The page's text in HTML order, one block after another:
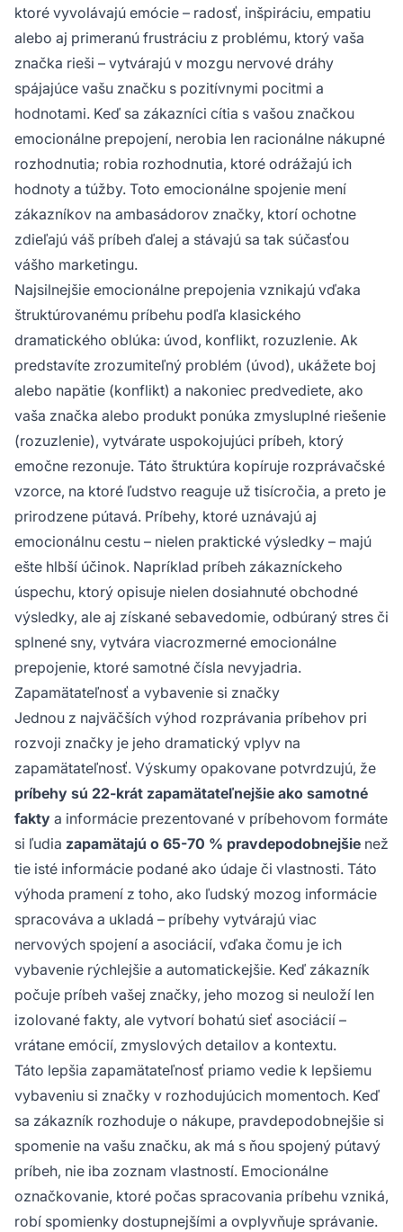
ktoré vyvolávajú emócie – radosť, inšpiráciu, empatiu
alebo aj primeranú frustráciu z problému, ktorý vaša
značka rieši – vytvárajú v mozgu nervové dráhy
spájajúce vašu značku s pozitívnymi pocitmi a
hodnotami. Keď sa zákazníci cítia s vašou značkou
emocionálne prepojení, nerobia len racionálne nákupné
rozhodnutia; robia rozhodnutia, ktoré odrážajú ich
hodnoty a túžby. Toto emocionálne spojenie mení
zákazníkov na ambasádorov značky, ktorí ochotne
zdieľajú váš príbeh ďalej a stávajú sa tak súčasťou
vášho marketingu.
Najsilnejšie emocionálne prepojenia vznikajú vďaka
štruktúrovanému príbehu podľa klasického
dramatického oblúka: úvod, konflikt, rozuzlenie. Ak
predstavíte zrozumiteľný problém (úvod), ukážete boj
alebo napätie (konflikt) a nakoniec predvediete, ako
vaša značka alebo produkt ponúka zmysluplné riešenie
(rozuzlenie), vytvárate uspokojujúci príbeh, ktorý
emočne rezonuje. Táto štruktúra kopíruje rozprávačské
vzorce, na ktoré ľudstvo reaguje už tisícročia, a preto je
prirodzene pútavá. Príbehy, ktoré uznávajú aj
emocionálnu cestu – nielen praktické výsledky – majú
ešte hlbší účinok. Napríklad príbeh zákazníckeho
úspechu, ktorý opisuje nielen dosiahnuté obchodné
výsledky, ale aj získané sebavedomie, odbúraný stres či
splnené sny, vytvára viacrozmerné emocionálne
prepojenie, ktoré samotné čísla nevyjadria.
Zapamätateľnosť a vybavenie si značky
Jednou z najväčších výhod rozprávania príbehov pri
rozvoji značky je jeho dramatický vplyv na
zapamätateľnosť. Výskumy opakovane potvrdzujú, že
príbehy sú 22-krát zapamätateľnejšie ako samotné
fakty a informácie prezentované v príbehovom formáte
si ľudia zapamätajú o 65-70 % pravdepodobnejšie než
tie isté informácie podané ako údaje či vlastnosti. Táto
výhoda pramení z toho, ako ľudský mozog informácie
spracováva a ukladá – príbehy vytvárajú viac
nervových spojení a asociácií, vďaka čomu je ich
vybavenie rýchlejšie a automatickejšie. Keď zákazník
počuje príbeh vašej značky, jeho mozog si neuloží len
izolované fakty, ale vytvorí bohatú sieť asociácií –
vrátane emócií, zmyslových detailov a kontextu.
Táto lepšia zapamätateľnosť priamo vedie k lepšiemu
vybaveniu si značky v rozhodujúcich momentoch. Keď
sa zákazník rozhoduje o nákupe, pravdepodobnejšie si
spomenie na vašu značku, ak má s ňou spojený pútavý
príbeh, nie iba zoznam vlastností. Emocionálne
označkovanie, ktoré počas spracovania príbehu vzniká,
robí spomienky dostupnejšími a ovplyvňuje správanie.